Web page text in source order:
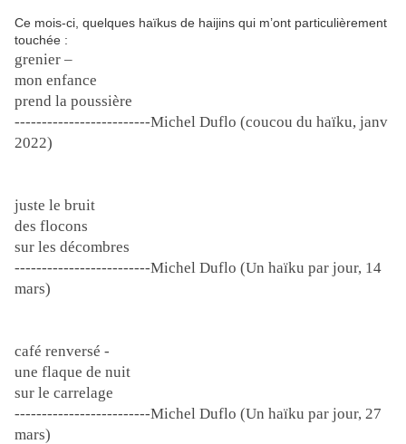
Ce mois-ci, quelques haïkus de haijins qui m’ont particulièrement
touchée :
grenier –
mon enfance
prend la poussière
-------------------------Michel Duflo (coucou du haïku, janv
2022)
juste le bruit
des flocons
sur les décombres
-------------------------Michel Duflo (Un haïku par jour, 14
mars)
café renversé -
une flaque de nuit
sur le carrelage
-------------------------Michel Duflo (Un haïku par jour, 27
mars)